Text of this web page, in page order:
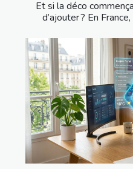
Et si la déco
d’ajouter ? En